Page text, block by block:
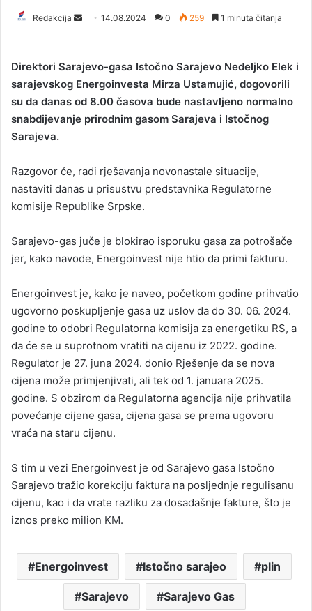
Redakcija
d
a
n
e
i
l
14.08.2024 0 259 1 minuta čitanja
Direktori Sarajevo-gasa Istočno Sarajevo Nedeljko Elek i
sarajevskog Energoinvesta Mirza Ustamujić, dogovorili
su da danas od 8.00 časova bude nastavljeno normalno
snabdijevanje prirodnim gasom Sarajeva i Istočnog
Sarajeva.
Razgovor će, radi rješavanja novonastale situacije,
nastaviti danas u prisustvu predstavnika Regulatorne
komisije Republike Srpske.
Sarajevo-gas juče je blokirao isporuku gasa za potrošače
jer, kako navode, Energoinvest nije htio da primi fakturu.
Energoinvest je, kako je naveo, početkom godine prihvatio
ugovorno poskupljenje gasa uz uslov da do 30. 06. 2024.
godine to odobri Regulatorna komisija za energetiku RS, a
da će se u suprotnom vratiti na cijenu iz 2022. godine.
Regulator je 27. juna 2024. donio Rješenje da se nova
cijena može primjenjivati, ali tek od 1. januara 2025.
godine. S obzirom da Regulatorna agencija nije prihvatila
povećanje cijene gasa, cijena gasa se prema ugovoru
vraća na staru cijenu.
S tim u vezi Energoinvest je od Sarajevo gasa Istočno
Sarajevo tražio korekciju faktura na posljednje regulisanu
cijenu, kao i da vrate razliku za dosadašnje fakture, što je
iznos preko milion KM.
Energoinvest Istočno sarajeo plin
Sarajevo Sarajevo Gas